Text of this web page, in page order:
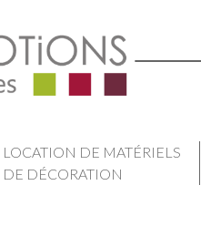
LOCATION DE MATÉRIELS
DE DÉCORATION